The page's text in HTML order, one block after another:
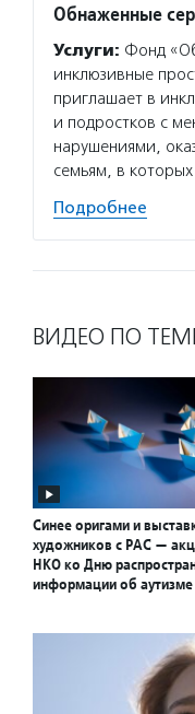
Обнаженные
Услуги: Фонд
инклюзивные
приглашает в
и подростков с
нарушениями,
семьям, в которых
Подробнее
ВИДЕО ПО
Синее оригами и
художников с РАС —
НКО ко Дню
информации об аутизме